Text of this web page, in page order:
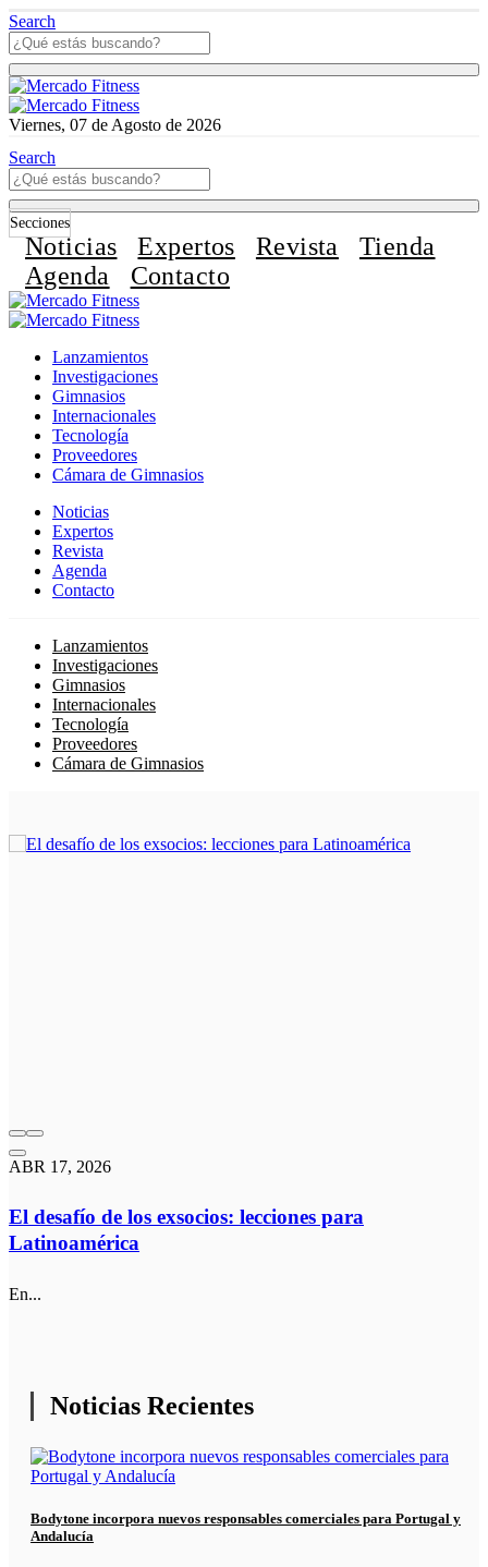
Search
Viernes, 07 de Agosto de 2026
Search
Secciones
Noticias Expertos Revista
Tienda
Agenda
Contacto
Lanzamientos
Investigaciones
Gimnasios
Internacionales
Tecnología
Proveedores
Cámara de Gimnasios
Noticias
Expertos
Revista
Agenda
Contacto
Lanzamientos
Investigaciones
Gimnasios
Internacionales
Tecnología
Proveedores
Cámara de Gimnasios
ABR 17, 2026
El desafío de los exsocios: lecciones para
Latinoamérica
En...
Noticias Recientes
Bodytone incorpora nuevos responsables comerciales para Portugal y
Andalucía